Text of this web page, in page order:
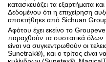
κατασκευάζει τα εξαρτήματα
Δεδομένου ότι η επιχείρηση
αποκτήθηκε από Sichuan
Αφότου έχει εκείνο το
παραχθούν τα συστατικά
είναι να συγκεντρωθούν οι
Sunetrak®), και ο τρίτος είναι